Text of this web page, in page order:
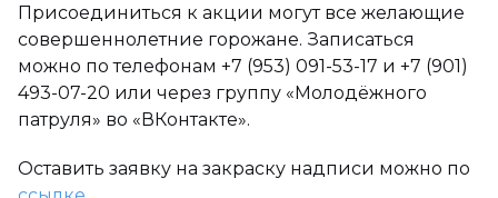
Присоединиться к акции могут все желающие
совершеннолетние горожане. Записаться
можно по телефонам +7 (953) 091-53-17 и +7 (901)
493-07-20 или через группу «Молодёжного
патруля» во «ВКонтакте».
Оставить заявку на закраску надписи можно по